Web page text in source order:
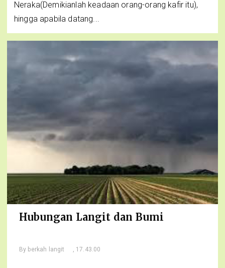
Neraka(Demikianlah keadaan orang-orang kafir itu),
hingga apabila datang...
Hubungan Langit dan Bumi
By berkah langit , 17.43.00